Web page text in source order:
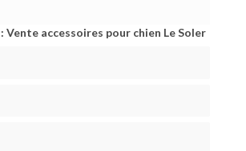
accessoires pour chien Le Soler